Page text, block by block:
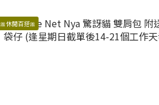
🎀休閒百搭🎀